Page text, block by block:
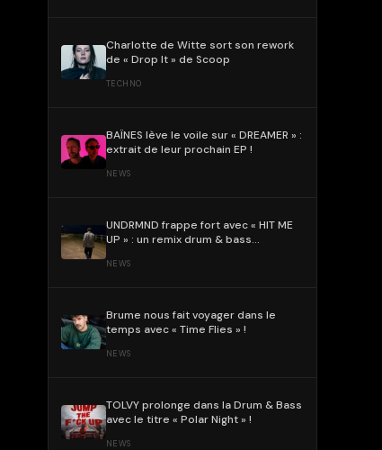
Charlotte de Witte sort son rework
de « Drop It » de Scoop
TECHNO
BAÏNES lève le voile sur « DREAMER » :
extrait de leur prochain EP !
NEWS
UNDRMND frappe fort avec « HIT ME
UP » : un remix drum & bass
NEWS
Brume nous fait voyager dans le
temps avec « Time Flies » !
NEWS
TOLVY prolonge dans la Drum & Bass
avec le titre « Polar Night » !
NEWS